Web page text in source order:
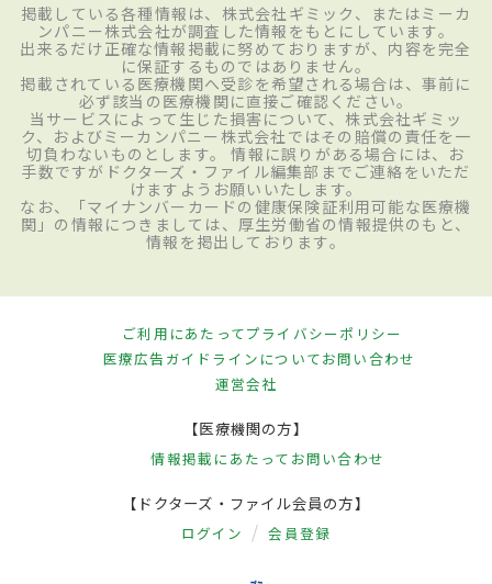
掲載している各種情報は、株式会社ギミック、またはミーカ
ンパニー株式会社が調査した情報をもとにしています。
出来るだけ正確な情報掲載に努めておりますが、内容を完全
に保証するものではありません。
掲載されている医療機関へ受診を希望される場合は、事前に
必ず該当の医療機関に直接ご確認ください。
当サービスによって生じた損害について、株式会社ギミッ
ク、およびミーカンパニー株式会社ではその賠償の責任を一
切負わないものとします。 情報に誤りがある場合には、お
手数ですがドクターズ・ファイル編集部までご連絡をいただ
けますようお願いいたします。
なお、「マイナンバーカードの健康保険証利用可能な医療機
関」の情報につきましては、厚生労働省の情報提供のもと、
情報を掲出しております。
ご利用にあたってプライバシーポリシー
医療広告ガイドラインについてお問い合わせ
運営会社
【医療機関の方】
情報掲載にあたって お問い合わせ
【ドクターズ・ファイル会員の方】
ログイン 会員登録